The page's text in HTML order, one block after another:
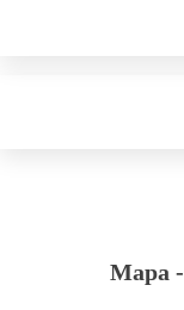
Mapa -